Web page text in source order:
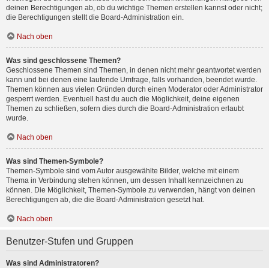
deinen Berechtigungen ab, ob du wichtige Themen erstellen kannst oder nicht;
die Berechtigungen stellt die Board-Administration ein.
Nach oben
Was sind geschlossene Themen?
Geschlossene Themen sind Themen, in denen nicht mehr geantwortet werden
kann und bei denen eine laufende Umfrage, falls vorhanden, beendet wurde.
Themen können aus vielen Gründen durch einen Moderator oder Administrator
gesperrt werden. Eventuell hast du auch die Möglichkeit, deine eigenen
Themen zu schließen, sofern dies durch die Board-Administration erlaubt
wurde.
Nach oben
Was sind Themen-Symbole?
Themen-Symbole sind vom Autor ausgewählte Bilder, welche mit einem
Thema in Verbindung stehen können, um dessen Inhalt kennzeichnen zu
können. Die Möglichkeit, Themen-Symbole zu verwenden, hängt von deinen
Berechtigungen ab, die die Board-Administration gesetzt hat.
Nach oben
Benutzer-Stufen und Gruppen
Was sind Administratoren?